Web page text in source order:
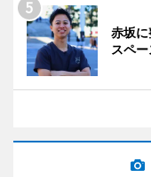
赤坂
スペー